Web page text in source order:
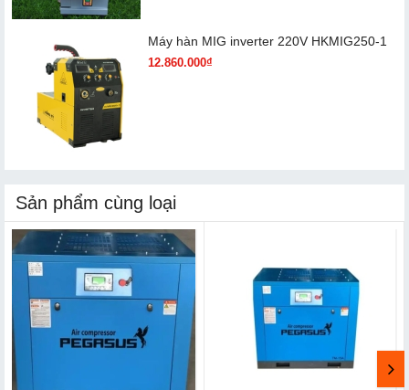
Máy hàn MIG inverter 220V HKMIG250-1
12.860.000₫
Sản phẩm cùng loại